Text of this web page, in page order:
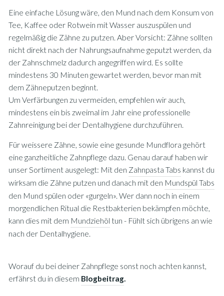
Eine einfache Lösung wäre, den Mund nach dem Konsum von
Tee, Kaffee oder Rotwein mit Wasser auszuspülen und
regelmäßig die Zähne zu putzen. Aber Vorsicht: Zähne sollten
nicht direkt nach der Nahrungsaufnahme geputzt werden, da
der Zahnschmelz dadurch angegriffen wird. Es sollte
mindestens 30 Minuten gewartet werden, bevor man mit
dem Zähneputzen beginnt.
Um Verfärbungen zu vermeiden, empfehlen wir auch,
mindestens ein bis zweimal im Jahr eine professionelle
Zahnreinigung bei der Dentalhygiene durchzuführen.
Für weissere Zähne, sowie eine gesunde Mundflora gehört
eine ganzheitliche Zahnpflege dazu. Genau darauf haben wir
unser Sortiment ausgelegt: Mit den Zahnpasta Tabs kannst du
wirksam die Zähne putzen und danach mit den Mundspül Tabs
den Mund spülen oder «gurgeln». Wer dann noch in einem
morgendlichen Ritual die Restbakterien bekämpfen möchte,
kann dies mit dem Mundziehöl tun - Fühlt sich übrigens an wie
nach der Dentalhygiene.
Worauf du bei deiner Zahnpflege sonst noch achten kannst,
erfährst du in diesem Blogbeitrag.